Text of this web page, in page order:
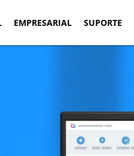
EMPRESARIAL SUPORTE